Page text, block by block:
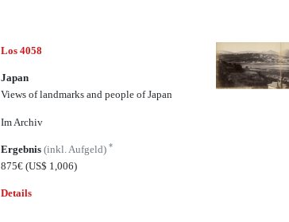
Los 4058
Japan
Views of landmarks and people of Japan
Im Archiv
Ergebnis(inkl. Aufgeld)*
875€(US$ 1,006)
Details